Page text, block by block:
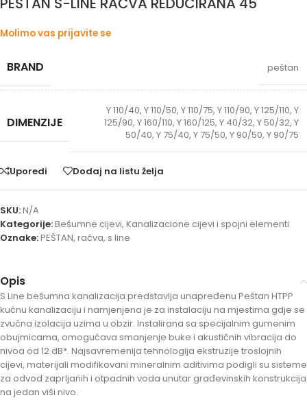
Molimo vas prijavite se
BRAND peštan
DIMENZIJE
Y 110/40, Y 110/50, Y 110/75, Y 110/90, Y 125/110, Y
125/90, Y 160/110, Y 160/125, Y 40/32, Y 50/32, Y
50/40, Y 75/40, Y 75/50, Y 90/50, Y 90/75
Uporedi Dodaj na listu želja
SKU:N/A
Kategorije:Bešumne cijevi, Kanalizacione cijevi i spojni elementi
Oznake:PEŠTAN, račva, s line
Opis
S Line bešumna kanalizacija predstavlja unapređenu Peštan HTPP
kućnu kanalizaciju i namjenjena je za instalaciju na mjestima gdje se
zvučna izolacija uzima u obzir. Instalirana sa specijalnim gumenim
obujmicama, omogućava smanjenje buke i akustičnih vibracija do
nivoa od 12 dB*. Najsavremenija tehnologija ekstruzije troslojnih
cijevi, materijali modifikovani mineralnim aditivima podigli su sisteme
za odvod zaprljanih i otpadnih voda unutar građevinskih konstrukcija
na jedan viši nivo.